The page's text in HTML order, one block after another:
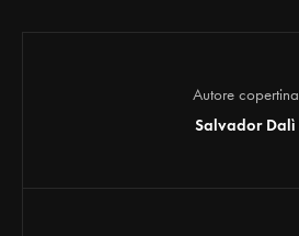
Autore copertina
Salvador Dalì